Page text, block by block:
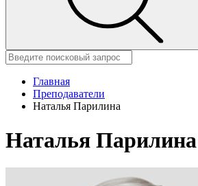
Главная
Преподаватели
Наталья Парилина
Наталья Парилина